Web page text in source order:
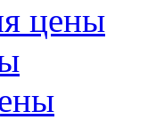
цены